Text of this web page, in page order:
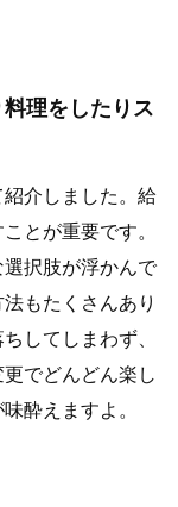
理をしたりス
介しました。給
とが重要です。
択肢が浮かんで
もたくさんあり
してしまわず、
でどんどん楽し
酔えますよ。